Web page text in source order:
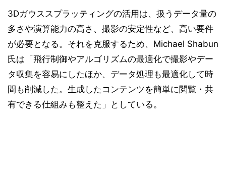
3Dガウススプラッティングの活用は、扱うデータ量の
多さや演算能力の高さ、撮影の安定性など、高い要件
が必要となる。それを克服するため、Michael Shabun
氏は「飛行制御やアルゴリズムの最適化で撮影やデー
タ収集を容易にしたほか、データ処理も最適化して時
間も削減した。生成したコンテンツを簡単に閲覧・共
有できる仕組みも整えた」としている。